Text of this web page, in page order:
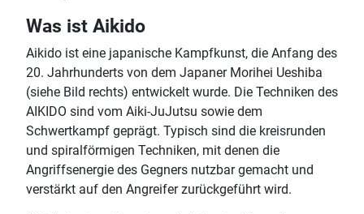
Was ist Aikido
Aikido ist eine japanische Kampfkunst, die Anfang des
20. Jahrhunderts von dem Japaner Morihei Ueshiba
(siehe Bild rechts) entwickelt wurde. Die Techniken des
AIKIDO sind vom Aiki-JuJutsu sowie dem
Schwertkampf geprägt. Typisch sind die kreisrunden
und spiralförmigen Techniken, mit denen die
Angriffsenergie des Gegners nutzbar gemacht und
verstärkt auf den Angreifer zurückgeführt wird.